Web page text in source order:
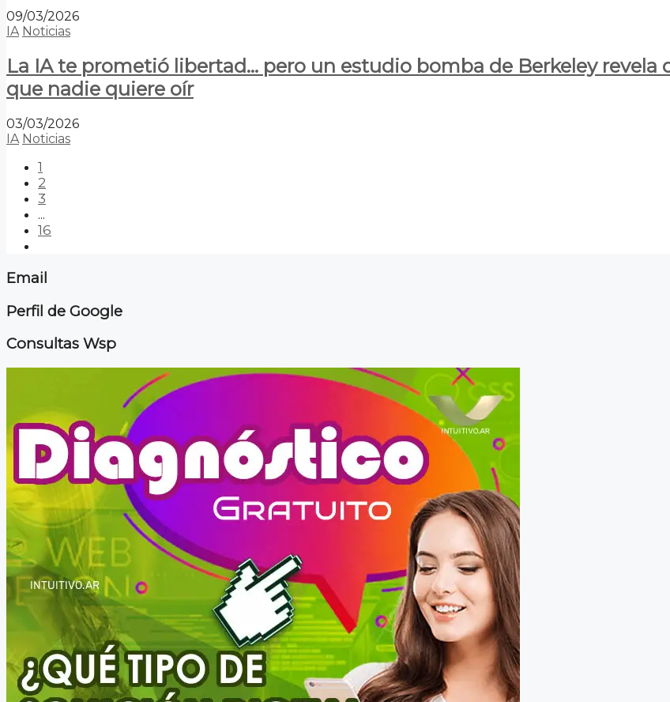
09/03/2026
IA Noticias
La IA te prometió libertad… pero un estudio bomba de Berkeley revela
que nadie quiere oír
03/03/2026
IA Noticias
1
2
3
...
16
Email
Perfil de Google
Consultas Wsp